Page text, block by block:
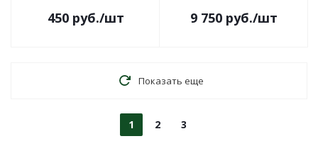
450руб./шт 9 750 руб./шт
Показать еще
1 2 3